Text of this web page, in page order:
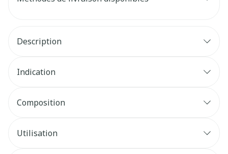
Description
Indication
Composition
Utilisation